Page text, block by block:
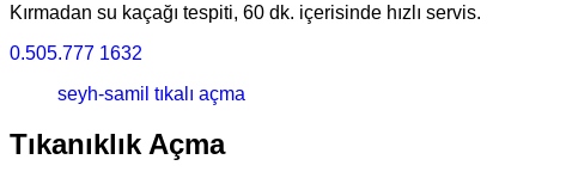
Kırmadan su kaçağı tespiti, 60 dk. içerisinde hızlı servis.
0.505.777 1632
seyh-samil tıkalı açma
Tıkanıklık Açma